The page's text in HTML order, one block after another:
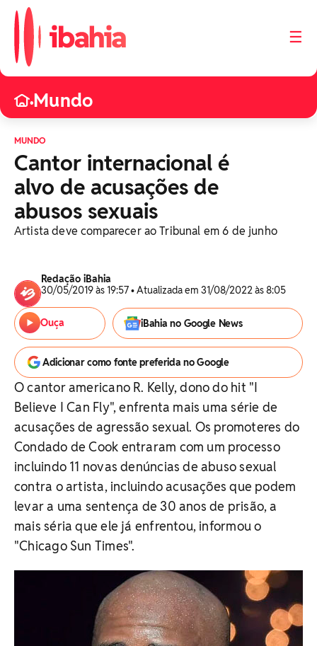
☰
•Mundo
MUNDO
Cantor internacional é
alvo de acusações de
abusos sexuais
Artista deve comparecer ao Tribunal em 6 de junho
Redação iBahia
30/05/2019 às 19:57 • Atualizada em 31/08/2022 às 8:05
Ouça iBahia no Google News
Adicionar como fonte preferida no Google
O cantor americano R. Kelly, dono do hit "I
Believe I Can Fly", enfrenta mais uma série de
acusações de agressão sexual. Os promoteres do
Condado de Cook entraram com um processo
incluindo 11 novas denúncias de abuso sexual
contra o artista, incluindo acusações que podem
levar a uma sentença de 30 anos de prisão, a
mais séria que ele já enfrentou, informou o
"Chicago Sun Times".